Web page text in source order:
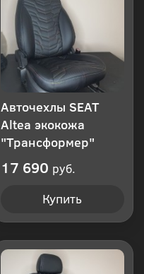
Авточехлы SEAT
Altea экокожа
"Трансформер"
17 690 руб.
Купить